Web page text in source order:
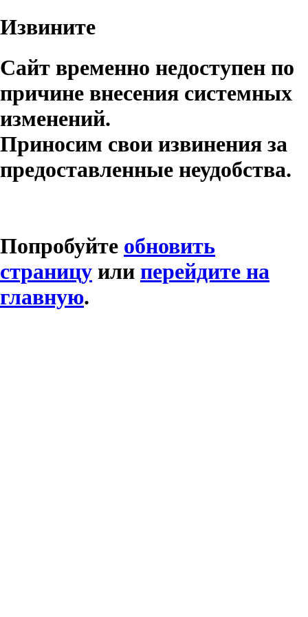
Извините
Сайт временно недоступен по
причине внесения системных
изменений.
Приносим свои извинения за
предоставленные неудобства.
Попробуйте обновить
страницу или перейдите на
главную.